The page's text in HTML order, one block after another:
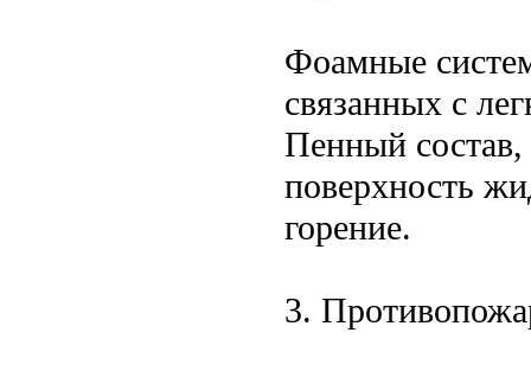
Фоамные
связанных с
Пенный состав,
поверхность
горение.
3.